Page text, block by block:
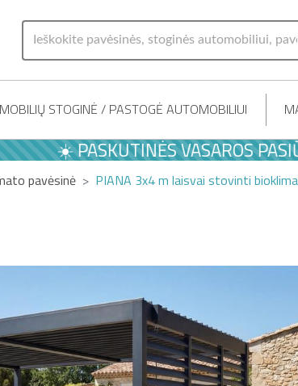
STOGINĖ / PASTOGĖ AUTOMOBILIUI
☀️ PASKUTINĖS VASAROS
pavėsinė PIANA 3x4 m laisvai stovinti